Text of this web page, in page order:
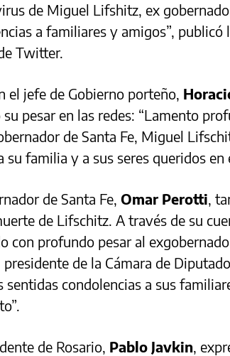
de Miguel Lifshitz, ex
a familiares y amigos”, publicó
Twitter.
el jefe de Gobierno porteño,
su pesar en las redes: “Lamento
de Santa Fe, Miguel
su familia y a sus seres queridos
de Santa Fe, Omar Perotti,
de Lifschitz. A través de su
con profundo pesar al
de la Cámara de
sentidas condolencias a sus
de Rosario, Pablo Javkin,